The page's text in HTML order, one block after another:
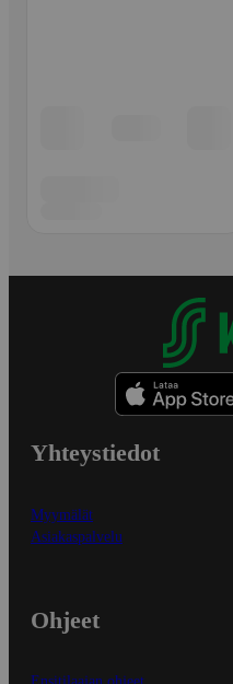
Yhteystiedot
Myymälät
Asiakaspalvelu
Ohjeet